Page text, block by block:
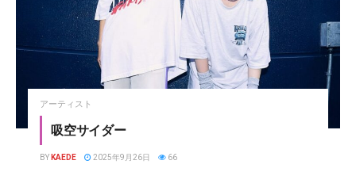
アーティスト
吸空サイダー
BY KAEDE 2025年9月26日 66